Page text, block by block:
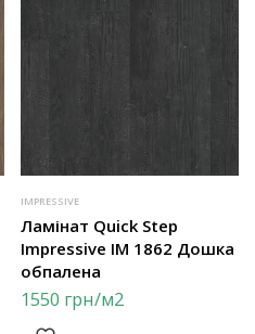
IMPRESSIVE
Ламінат Quick Step
Impressive IM 1862 Дошка
обпалена
1550 грн/м2